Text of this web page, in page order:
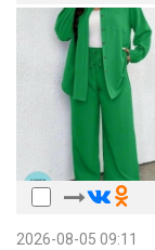
2026-08-05 09:11